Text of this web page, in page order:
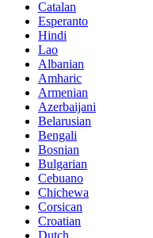
Catalan
Esperanto
Hindi
Lao
Albanian
Amharic
Armenian
Azerbaijani
Belarusian
Bengali
Bosnian
Bulgarian
Cebuano
Chichewa
Corsican
Croatian